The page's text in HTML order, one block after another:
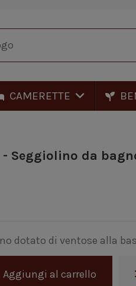
CAMERETTE
Seggiolino da
dotato di ventose alla
Aggiungi al carrello